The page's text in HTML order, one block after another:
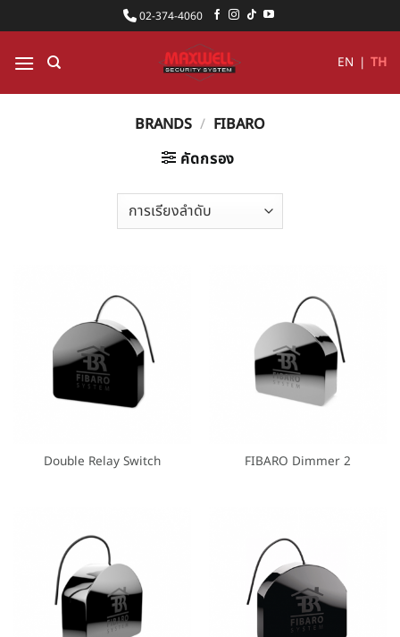
ไป
ยัง
เนื้อหา
02-374-4060
EN | TH
BRANDS / FIBARO
คัดกรอง
Double Relay Switch FIBARO Dimmer 2